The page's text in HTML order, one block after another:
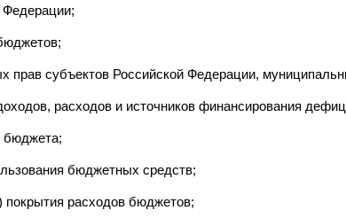
прав субъектов Российской Федерации,
расходов и источников финансирования
бюджета;
бюджетных средств;
покрытия расходов бюджетов;